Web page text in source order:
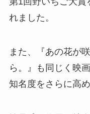
れました。
また、『あの花が
ら。』も同じく映
知名度をさらに高